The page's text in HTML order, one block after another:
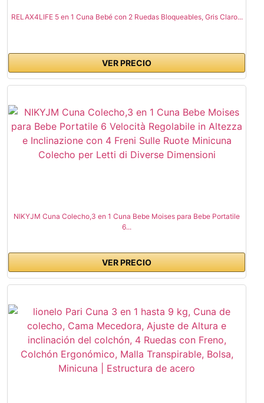
RELAX4LIFE 5 en 1 Cuna Bebé con 2 Ruedas Bloqueables, Gris Claro...
VER PRECIO
NIKYJM Cuna Colecho,3 en 1 Cuna Bebe Moises para Bebe Portatile
6...
VER PRECIO